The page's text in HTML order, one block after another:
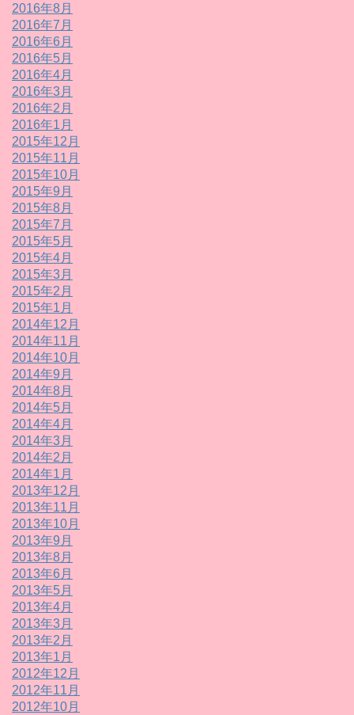
2016年8月
2016年7月
2016年6月
2016年5月
2016年4月
2016年3月
2016年2月
2016年1月
2015年12月
2015年11月
2015年10月
2015年9月
2015年8月
2015年7月
2015年5月
2015年4月
2015年3月
2015年2月
2015年1月
2014年12月
2014年11月
2014年10月
2014年9月
2014年8月
2014年5月
2014年4月
2014年3月
2014年2月
2014年1月
2013年12月
2013年11月
2013年10月
2013年9月
2013年8月
2013年6月
2013年5月
2013年4月
2013年3月
2013年2月
2013年1月
2012年12月
2012年11月
2012年10月